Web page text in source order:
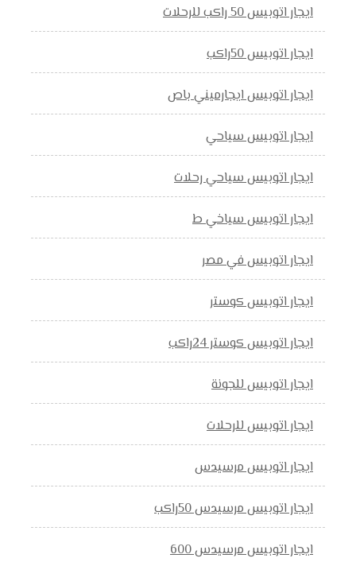
ايجار اتوبيس 50 راكب للرحلات
ايجار اتوبيس 50راكب
ايجار اتوبيس ايجارميني باص
ايجار اتوبيس سياحي
ايجار اتوبيس سياحي رحلات
ايجار اتوبيس سياخي ط
ايجار اتوبيس في مصر
ايجار اتوبيس كوستر
ايجار اتوبيس كوستر 24راكب
ايجار اتوبيس للجونة
ايجار اتوبيس للرحلات
ايجار اتوبيس مرسيدس
ايجار اتوبيس مرسيدس 50راكب
ايجار اتوبيس مرسيدس 600